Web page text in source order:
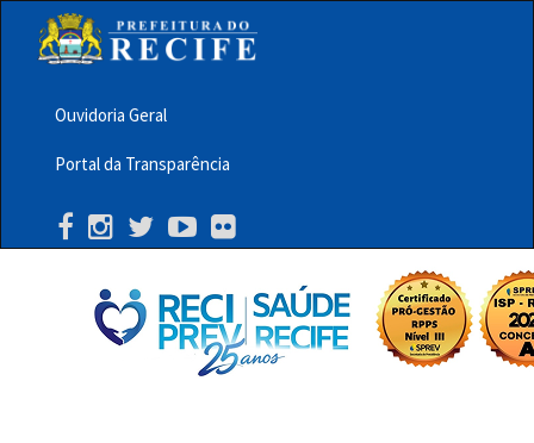
principalMenu
Barra
Topo
PCR
Ouvidoria Geral
Portal da Transparência
Buscar